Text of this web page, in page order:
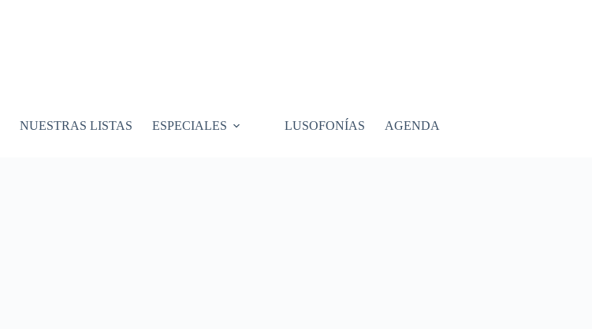
NUESTRAS LISTAS ESPECIALES LUSOFONÍAS AGENDA